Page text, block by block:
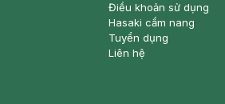
Điều khoản sử dụng
Hasaki cẩm nang
Tuyển dụng
Liên hệ